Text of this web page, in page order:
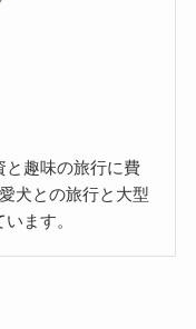
と趣味の旅行に費
犬との旅行と大型
ます。